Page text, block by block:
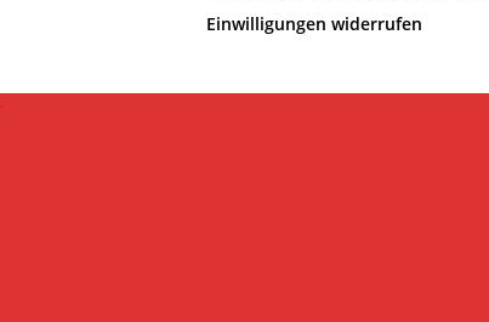
Einwilligungen widerrufen